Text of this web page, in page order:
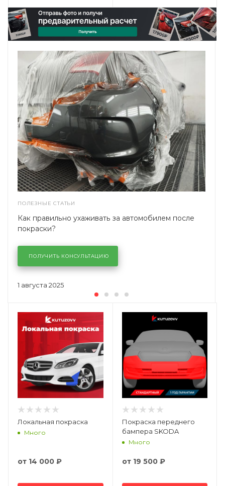
ПОЛЕЗНЫЕ СТАТЬИ
1 августа 2025
Как правильно ухаживать за автомобилем после
покраски?
ПОЛУЧИТЬ КОНСУЛЬТАЦИЮ
Локальная покраска
Много
от 14 000 ₽
Покраска переднего
бампера SKODA
Много
от 19 500 ₽